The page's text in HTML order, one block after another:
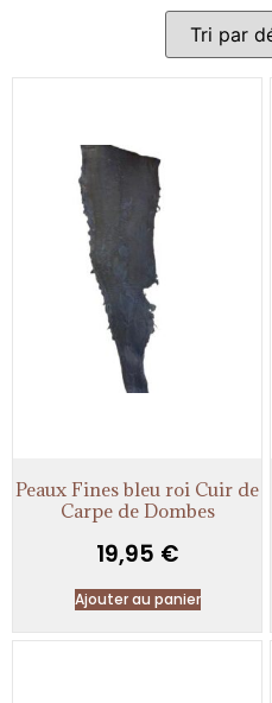
Peaux Fines bleu roi Cuir de
Carpe de Dombes
19,95 €
Ajouter au panier